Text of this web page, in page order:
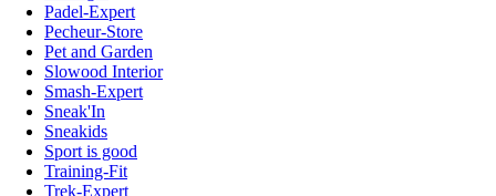
Padel-Expert
Pecheur-Store
Pet and Garden
Slowood Interior
Smash-Expert
Sneak'In
Sneakids
Sport is good
Training-Fit
Trek-Expert